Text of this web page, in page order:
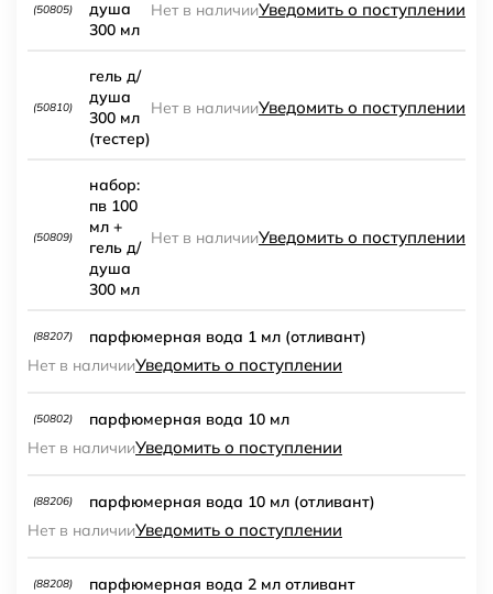
(50805)
душа
300 мл
Нет в наличииУведомить о поступлении
(50810)
гель д/
душа
300 мл
(тестер)
Нет в наличииУведомить о поступлении
(50809)
набор:
пв 100
мл +
гель д/
душа
300 мл
Нет в наличииУведомить о поступлении
(88207)
парфюмерная вода 1 мл (отливант)
Нет в наличииУведомить о поступлении
(50802)
парфюмерная вода 10 мл
Нет в наличииУведомить о поступлении
(88206)
парфюмерная вода 10 мл (отливант)
Нет в наличииУведомить о поступлении
(88208)
парфюмерная вода 2 мл отливант